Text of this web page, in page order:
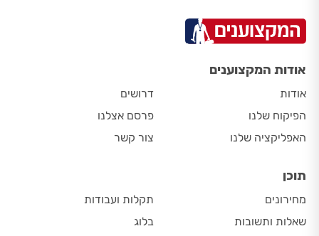
אודות המקצוענים
אודות
הפיקוח שלנו
האפליקציה שלנו
דרושים
פרסם אצלנו
צור קשר
תוכן
מחירונים
שאלות ותשובות
תקלות ועבודות
בלוג